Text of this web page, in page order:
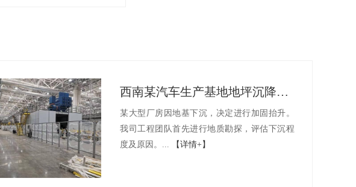
西南某汽车生产基地地坪沉降修复项目
某大型厂房因地基下沉，决定进行加固抬升。
我司工程团队首先进行地质勘探，评估下沉程
度及原因。...
【详情+】